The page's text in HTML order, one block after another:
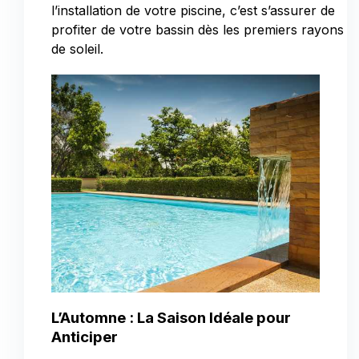
l’installation de votre piscine, c’est s’assurer de
profiter de votre bassin dès les premiers rayons
de soleil.
L’Automne : La Saison Idéale pour
Anticiper